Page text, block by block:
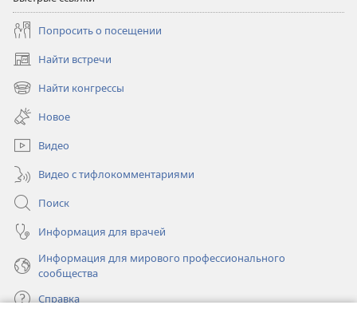
Попросить о посещении
Найти встречи
(открывается
в
новом
окне)
Найти конгрессы
(открывается
новом
окне)
Новое
Видео
Видео с тифлокомментариями
Поиск
Информация для врачей
Информация для мирового профессионального
сообщества
Справка